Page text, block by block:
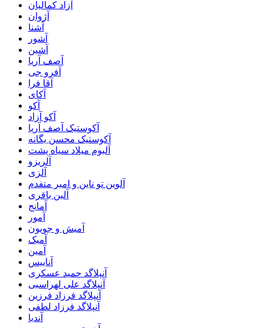
آزاد کمالیان
آژوان
آشنا
آشور
آشین
آصف آریا
آفرو جی
آقا فرا
آکای
آکو
آکو آزاد
آکوستیک آصف آریا
آکوستیک محسن یگانه
آلبوم میلاد سیاه پشت
آلریزو
آلزی
آلوین تو ناین و امیر متفدم
آلین باقری
آمانج
آمور
آمیش و جویون
آمیک
آمین
آناییس
آنپلاگد حمید عسکری
آنپلاگد علی لهراسبی
آنپلاگد فرزاد فرزین
آنپلاگد فرزاد لطفی
آندیا